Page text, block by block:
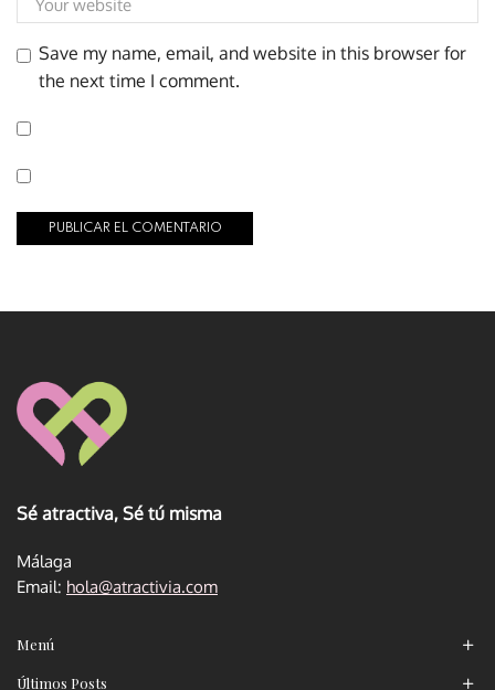
Save my name, email, and website in this browser for
the next time I comment.
Sé atractiva, Sé tú misma
Málaga
Email: hola@atractivia.com
Menú
Últimos Posts